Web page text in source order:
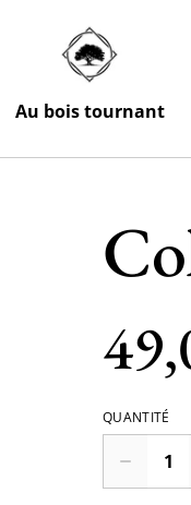
Au bois tournant
QUANTITÉ